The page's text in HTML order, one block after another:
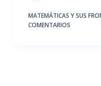
MATEMÁTICAS Y SUS
COMENTARIOS